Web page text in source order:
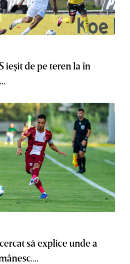
ieşit de pe teren la în
să explice unde a